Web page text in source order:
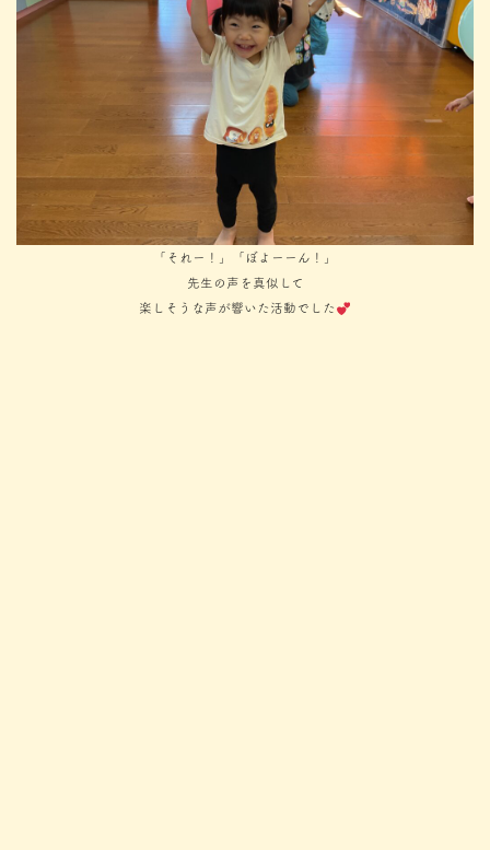
「それー！」「ぼよーーん！」
先生の声を真似して
楽しそうな声が響いた活動でした